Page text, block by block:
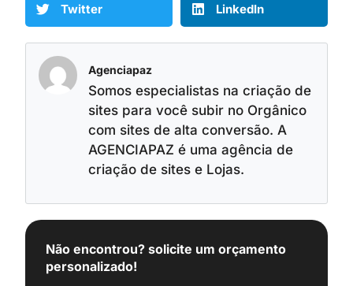
Twitter LinkedIn
Agenciapaz
Somos especialistas na criação de
sites para você subir no Orgânico
com sites de alta conversão. A
AGENCIAPAZ é uma agência de
criação de sites e Lojas.
Não encontrou? solicite um orçamento
personalizado!